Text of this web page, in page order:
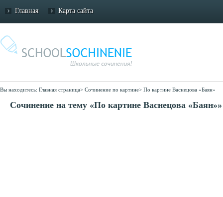
Главная Карта сайта
Вы находитесь: Главная страница> Сочинение по картине> По картине Васнецова «Баян»
Сочинение на тему «По картине Васнецова «Баян»»